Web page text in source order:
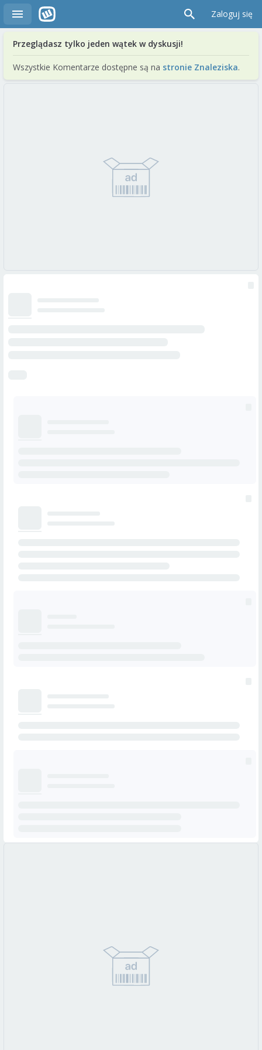
Zaloguj się
Przeglądasz tylko jeden wątek w dyskusji!
Wszystkie Komentarze dostępne są na stronie Znaleziska.